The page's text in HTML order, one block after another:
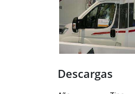
Descargas